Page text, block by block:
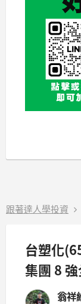
跟著達人學投資
台塑化
集團 8
都比蘋概
翁祥